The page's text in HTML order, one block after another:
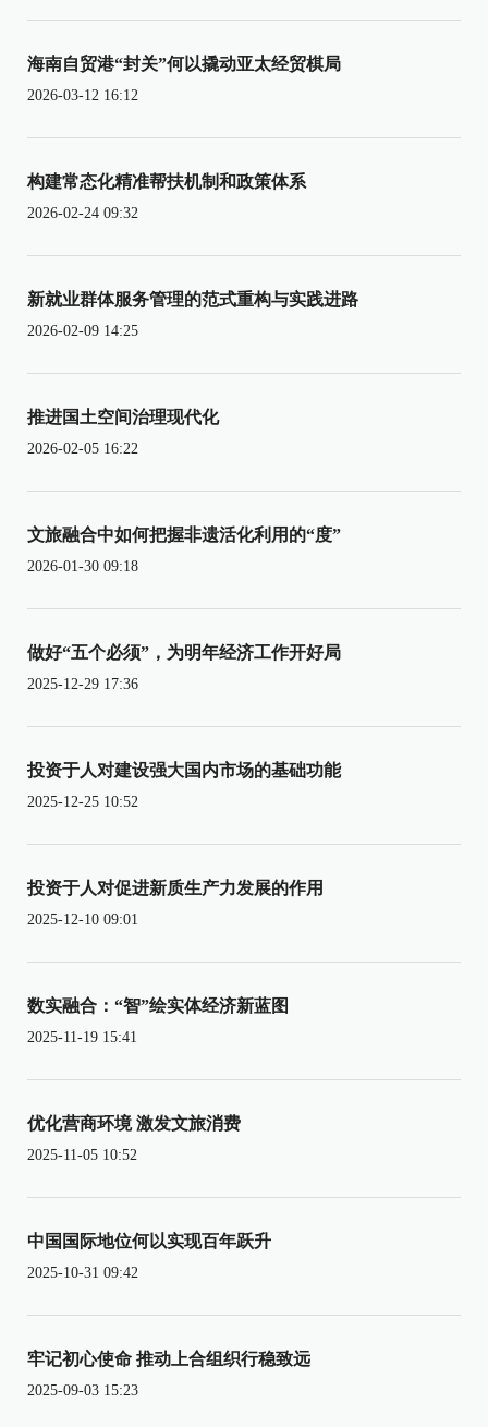
海南自贸港“封关”何以撬动亚太经贸棋局
2026-03-12 16:12
构建常态化精准帮扶机制和政策体系
2026-02-24 09:32
新就业群体服务管理的范式重构与实践进路
2026-02-09 14:25
推进国土空间治理现代化
2026-02-05 16:22
文旅融合中如何把握非遗活化利用的“度”
2026-01-30 09:18
做好“五个必须”，为明年经济工作开好局
2025-12-29 17:36
投资于人对建设强大国内市场的基础功能
2025-12-25 10:52
投资于人对促进新质生产力发展的作用
2025-12-10 09:01
数实融合：“智”绘实体经济新蓝图
2025-11-19 15:41
优化营商环境 激发文旅消费
2025-11-05 10:52
中国国际地位何以实现百年跃升
2025-10-31 09:42
牢记初心使命 推动上合组织行稳致远
2025-09-03 15:23